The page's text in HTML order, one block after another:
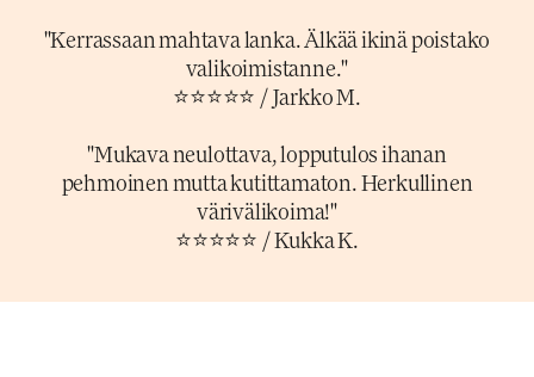
"Kerrassaan mahtava lanka. Älkää ikinä poistako
valikoimistanne."
⭐⭐⭐⭐⭐ / Jarkko M.
"Mukava neulottava, lopputulos ihanan
pehmoinen mutta kutittamaton. Herkullinen
värivälikoima!"
⭐⭐⭐⭐⭐ / Kukka K.